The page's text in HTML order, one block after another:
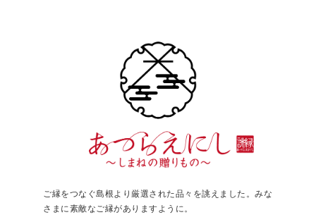
ご縁をつなぐ島根より厳選された品々を誂えました。みな
さまに素敵なご縁がありますように。